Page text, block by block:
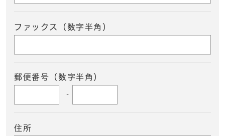
ファックス（数字半角）
郵便番号（数字半角）
-
住所